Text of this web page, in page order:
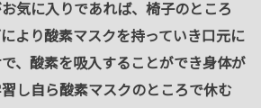
気に入りであれば、椅子のところ
より酸素マスクを持っていき口元に
、酸素を吸入することができ身体が
し自ら酸素マスクのところで休む